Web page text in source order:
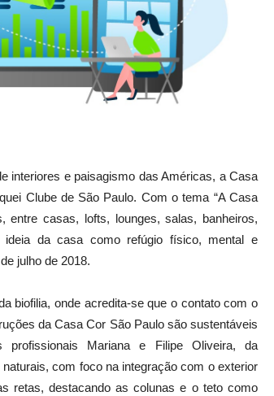
interiores e paisagismo das Américas, a Casa
Clube de São Paulo. Com o tema “A Casa
entre casas, lofts, lounges, salas, banheiros,
ideia da casa como refúgio físico, mental e
julho de 2018.
biofilia, onde acredita-se que o contato com o
da Casa Cor São Paulo são sustentáveis
Mariana e Filipe Oliveira, da
com foco na integração com o exterior
retas, destacando as colunas e o teto como